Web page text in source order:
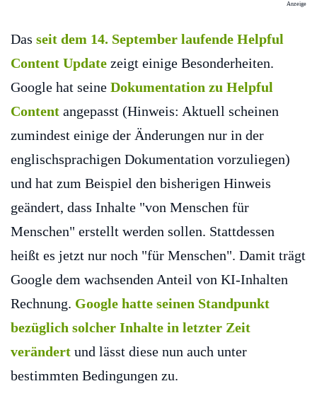
Anzeige
Das seit dem 14. September laufende Helpful
Content Update zeigt einige Besonderheiten.
Google hat seine Dokumentation zu Helpful
Content angepasst (Hinweis: Aktuell scheinen
zumindest einige der Änderungen nur in der
englischsprachigen Dokumentation vorzuliegen)
und hat zum Beispiel den bisherigen Hinweis
geändert, dass Inhalte "von Menschen für
Menschen" erstellt werden sollen. Stattdessen
heißt es jetzt nur noch "für Menschen". Damit trägt
Google dem wachsenden Anteil von KI-Inhalten
Rechnung. Google hatte seinen Standpunkt
bezüglich solcher Inhalte in letzter Zeit
verändert und lässt diese nun auch unter
bestimmten Bedingungen zu.